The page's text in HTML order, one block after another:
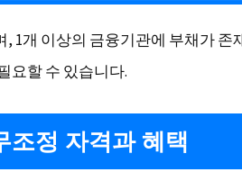
, 1개 이상의 금융기관에 부채가 존
요할 수 있습니다.
조정 자격과 혜택